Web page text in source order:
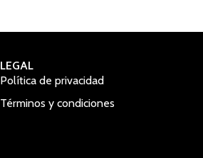
LEGAL
Política de privacidad
Términos y condiciones